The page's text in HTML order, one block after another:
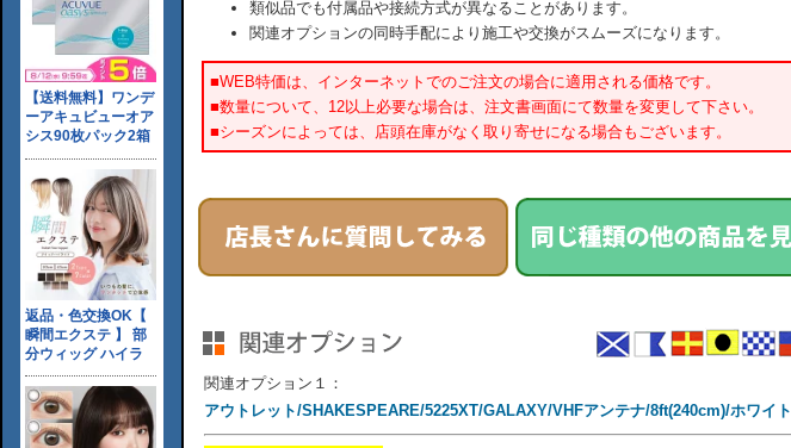
類似品でも付属品や接続方式が異なることがあります。
関連オプションの同時手配により施工や交換がスムーズになります。
■WEB特価は、インターネットでのご注文の場合に適用される価格です。
■数量について、12以上必要な場合は、注文書画面にて数量を変更して下さい。
■シーズンによっては、店頭在庫がなく取り寄せになる場合もございます。
関連オプション１：
アウトレット/SHAKESPEARE/5225XT/GALAXY/VHFアンテナ/8ft(240cm)/ホワイト